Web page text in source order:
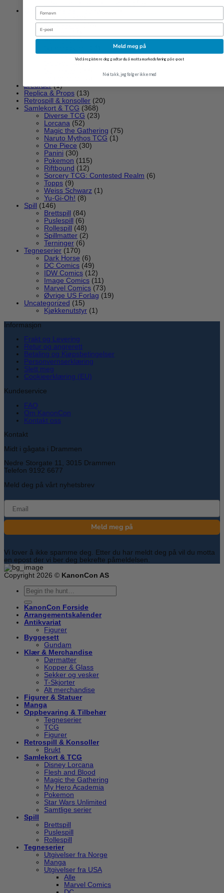
Oppbevaring og Tilbehør
Brettspill (10)
Figurer
Permer (56)
Samlekort (20)
preorder (1)
Replica & Props (13)
Retrospill & konsoller (20)
Samlekort & TCG (368)
Diverse TCG (23)
Lorcana (52)
Magic the Gathering (75)
Naruto Mythos TCG (1)
One Piece (30)
Panini (30)
Pokemon (115)
Riftbound (12)
Sorcery TCG: Contested Realm (6)
Topps (9)
Weiss Schwarz (1)
Yu-Gi-Oh! (8)
Spill
(146)
Brettspill
(84)
Puslespill
(6)
Rollespill
(48)
Spillmatter (2)
Terninger (6)
Tegneserier (170)
Dark Horse (6)
DC Comics (49)
IDW Comics (12)
Image Comics (11)
Marvel Comics (73)
Øvrige US Forlag (19)
Uncategorized (15)
Kjøkkenutstyr (1)
Informasjon
Frakt og Levering
Retur og angrerett
Betaling og Kjøpsbetingelser
Personvernserklæring
Slett meg
Cookieerklæring (EU)
Kundeservice
FAQ
Om KanonCon
Kontakt oss
Kontakt
Midt i gågata i Drammen
Nedre Storgate 11, 3015 Drammen
Telefon 9192 6677
Meld deg på vårt nyhetsbrev
email
Meld meg på
Vi lover å ikke spamme deg. Etter du har meldt deg på vil du motta
en epost der vi ber deg bekrefte påmeldelsen.
Copyright 2026 © KanonCon AS
Søk
etter:
KanonCon Forside
Arrangementskalender
Antikvariat
Figurer
Byggesett
Gundam
Klær & Merchandise
Dørmatter
Kopper & Glass
Sekker og vesker
T-Skjorter
Alt merchandise
Figurer & Statuer
Manga
Oppbevaring & Tilbehør
Tegneserier
TCG
Figurer
Retrospill & Konsoller
Brukt
Samlekort & TCG
Disney Lorcana
Flesh and Blood
Magic the Gathering
My Hero Academia
Pokemon
Star Wars Unlimited
Samtlige serier
Spill
Brettspill
Puslespill
Rollespill
Tegneserier
Utgivelser fra Norge
Manga
Utgivelser fra USA
Alle
Marvel Comics
Meld meg på
Ved å registrere deg godtar du å motta markedsføring på e-post
Nei takk, jeg følger ikke med